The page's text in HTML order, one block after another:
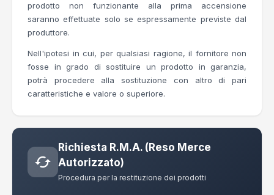
prodotto non funzionante alla prima accensione
saranno effettuate solo se espressamente previste dal
produttore.
Nell'ipotesi in cui, per qualsiasi ragione, il fornitore non
fosse in grado di sostituire un prodotto in garanzia,
potrà procedere alla sostituzione con altro di pari
caratteristiche e valore o superiore.
Richiesta R.M.A. (Reso Merce
Autorizzato)
Procedura per la restituzione dei prodotti